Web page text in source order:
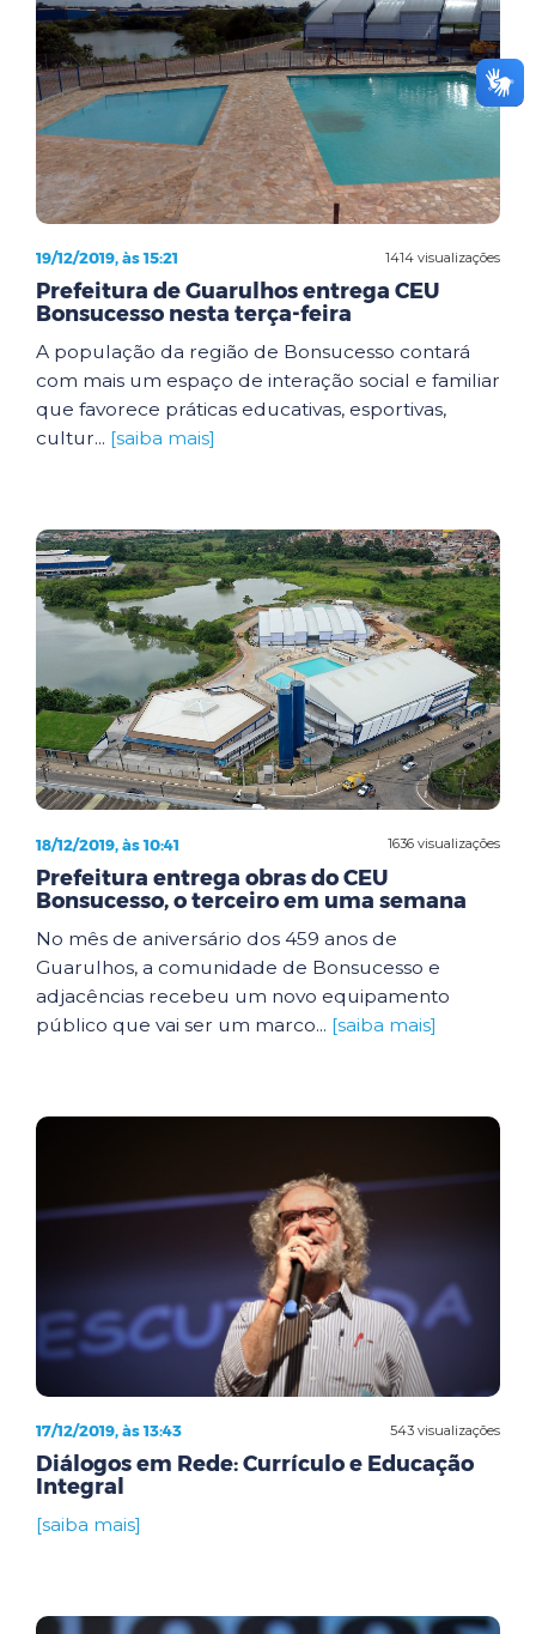
1414 visualizações
19/12/2019, às 15:21
Prefeitura de Guarulhos entrega CEU
Bonsucesso nesta terça-feira
A população da região de Bonsucesso contará
com mais um espaço de interação social e familiar
que favorece práticas educativas, esportivas,
cultur... [saiba mais]
1636 visualizações
18/12/2019, às 10:41
Prefeitura entrega obras do CEU
Bonsucesso, o terceiro em uma semana
No mês de aniversário dos 459 anos de
Guarulhos, a comunidade de Bonsucesso e
adjacências recebeu um novo equipamento
público que vai ser um marco... [saiba mais]
543 visualizações
17/12/2019, às 13:43
Diálogos em Rede: Currículo e Educação
Integral
[saiba mais]